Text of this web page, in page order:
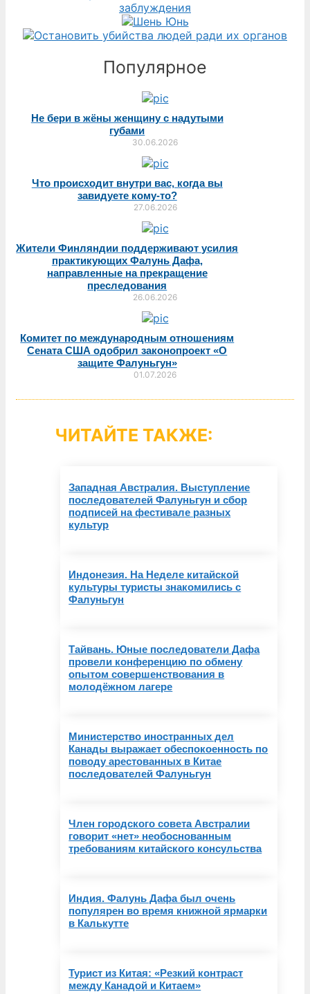
Популярное
Не бери в жёны женщину с надутыми
губами
30.06.2026
Что происходит внутри вас, когда вы
завидуете кому-то?
27.06.2026
Жители Финляндии поддерживают усилия
практикующих Фалунь Дафа,
направленные на прекращение
преследования
26.06.2026
Комитет по международным отношениям
Сената США одобрил законопроект «О
защите Фалуньгун»
01.07.2026
ЧИТАЙТЕ ТАКЖЕ:
Западная Австралия. Выступление
последователей Фалуньгун и сбор
подписей на фестивале разных
культур
Индонезия. На Неделе китайской
культуры туристы знакомились с
Фалуньгун
Тайвань. Юные последователи Дафа
провели конференцию по обмену
опытом совершенствования в
молодёжном лагере
Министерство иностранных дел
Канады выражает обеспокоенность по
поводу арестованных в Китае
последователей Фалуньгун
Член городского совета Австралии
говорит «нет» необоснованным
требованиям китайского консульства
Индия. Фалунь Дафа был очень
популярен во время книжной ярмарки
в Калькутте
Турист из Китая: «Резкий контраст
между Канадой и Китаем»